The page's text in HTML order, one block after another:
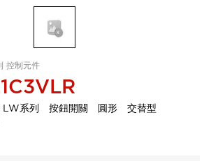
控制元件
LW系列 按鈕開關 圓形 交替型